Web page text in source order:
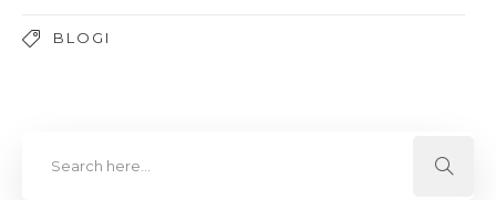
BLOGI